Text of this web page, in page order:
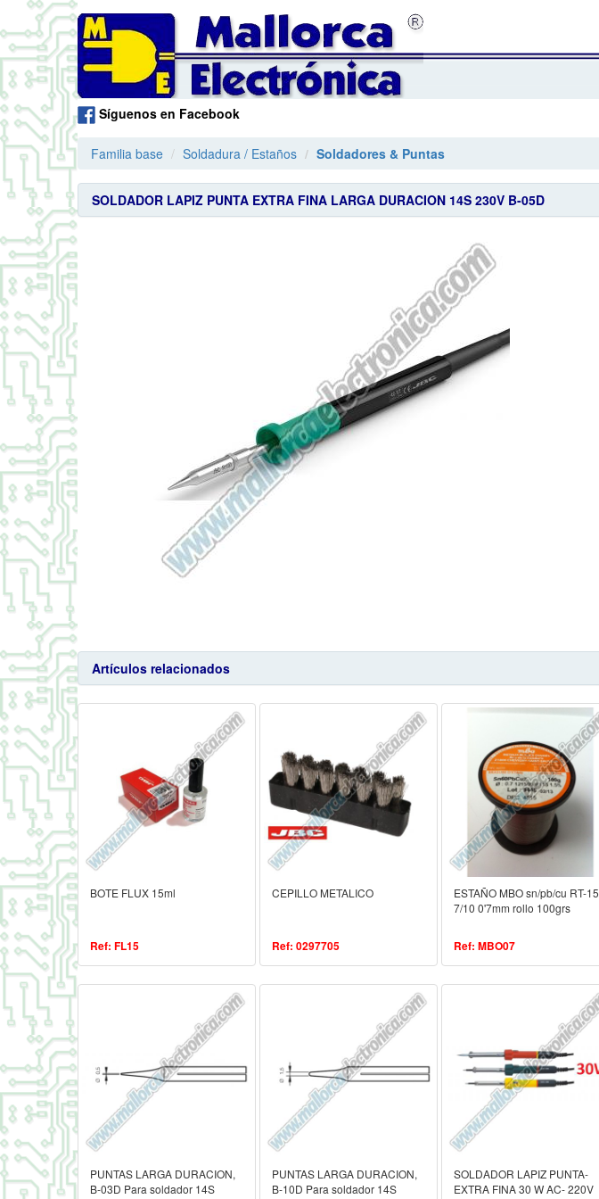
Síguenos en Facebook
Familia base Soldadura / Estaños Soldadores & Puntas
SOLDADOR LAPIZ PUNTA EXTRA FINA LARGA DURACION 14S 230V B-05D
Artículos relacionados
BOTE FLUX 15ml
Ref: FL15
CEPILLO METALICO
Ref: 0297705
ESTAÑO MBO sn/pb/cu RT-15
7/10 0'7mm rollo 100grs
Ref: MBO07
PUNTAS LARGA DURACION,
B-03D Para soldador 14S
PUNTAS LARGA DURACION,
B-10D Para soldador 14S
SOLDADOR LAPIZ PUNTA-
EXTRA FINA 30 W AC- 220V